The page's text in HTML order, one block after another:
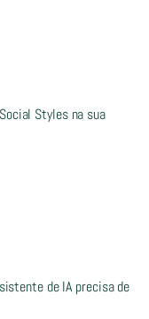
Styles na sua
de IA precisa de